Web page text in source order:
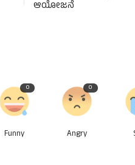
ಆಯೋಜನೆ
0
Funny
0
Angry